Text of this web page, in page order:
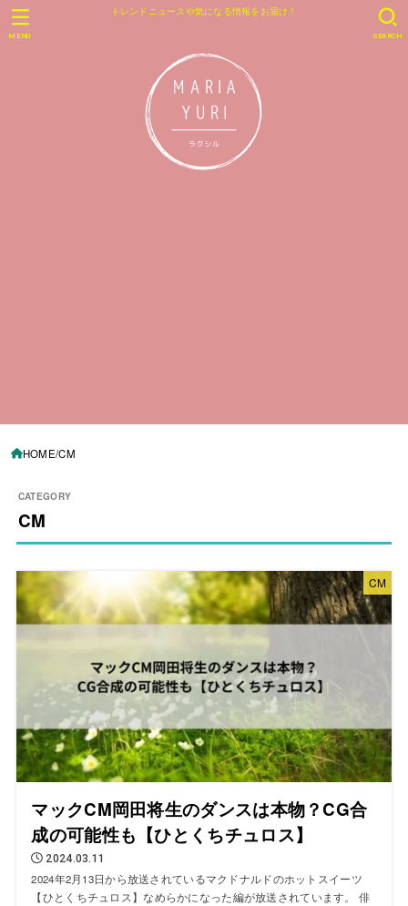
トレンドニュースや気になる情報をお届け！
SEARCH
MENU
HOME CM
CM
CM
マックCM岡田将生のダンスは本物？CG合
成の可能性も【ひとくちチュロス】
2024.03.11
2024年2月13日から放送されているマクドナルドのホットスイーツ
【ひとくちチュロス】なめらかになった編が放送されています。 俳